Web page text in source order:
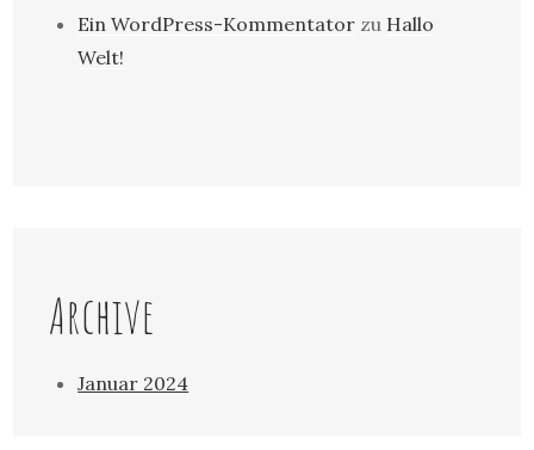
Ein WordPress-Kommentator zu Hallo
Welt!
Archive
Januar 2024